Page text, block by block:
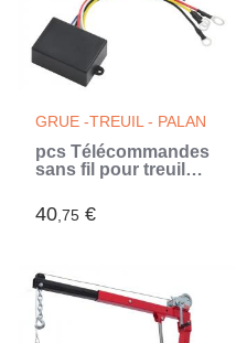
GRUE -TREUIL - PALAN
pcs Télécommandes
sans fil pour treuil
40,75 €